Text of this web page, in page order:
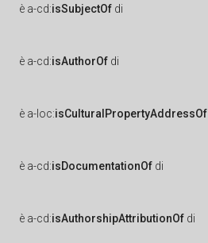
è a-cd:isSubjectOf di
è a-cd:isAuthorOf di
è a-loc:isCulturalPropertyAddressOf
è a-cd:isDocumentationOf di
è a-cd:isAuthorshipAttributionOf di